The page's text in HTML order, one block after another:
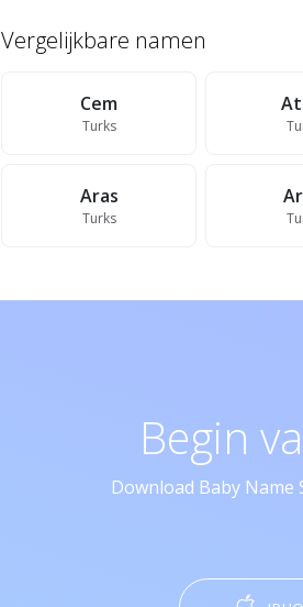
Vergelijkbare namen
Cem
Turks
Aras
Turks
Begin
Download Baby Name